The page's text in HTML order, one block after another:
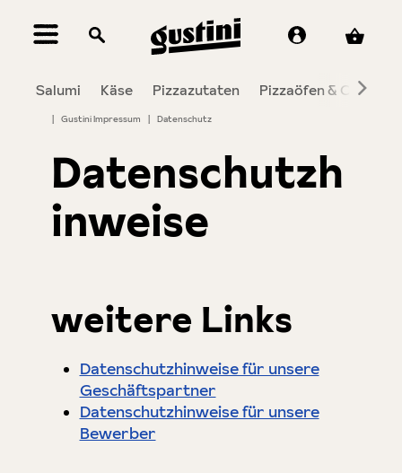
springen
Salumi Käse Pizzazutaten Pizzaöfen & Co.
| Gustini Impressum | Datenschutz
Datenschutzh
inweise
weitere Links
Datenschutzhinweise für unsere
Geschäftspartner
Datenschutzhinweise für unsere
Bewerber